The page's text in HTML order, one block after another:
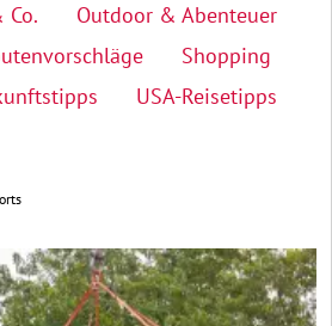
Outdoor & Abenteuer
Shopping
USA-Reisetipps